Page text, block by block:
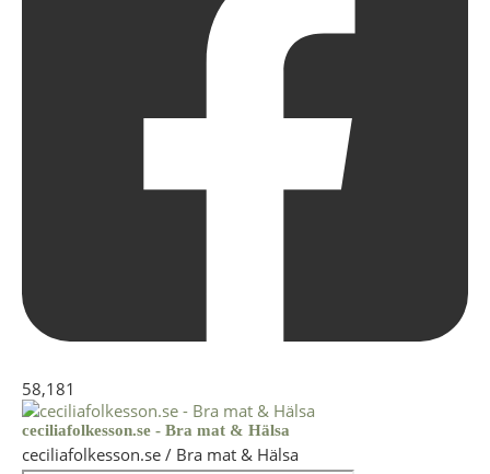
58,181
ceciliafolkesson.se - Bra mat & Hälsa
ceciliafolkesson.se / Bra mat & Hälsa